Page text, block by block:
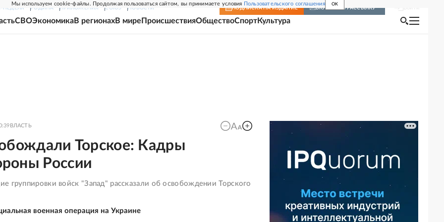
Мы используем cookie-файлы. Продолжая пользоваться сайтом, вы принимаете условия Пользовательского соглашения OK
НЕДЕЛЯ РОДИНА ПРИЛОЖЕНИЯ СОЮЗ НОВОСТИ ПОДПИСКА НА ИЗДАНИЕ ВКЛЮЧИТЬ РАССЫЛКУ
СВОЭкономикаВ регионахВ мире ПроисшествияОбществоСпортКультура
ВЛАСТЬ
Торское: Кадры
России
группировки войск "Запад" рассказали об освобождении Торского
военная операция на Украине